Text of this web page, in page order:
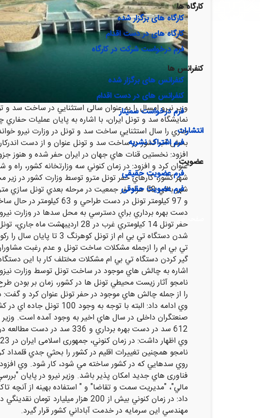
کارگاه ها
کارگاه های برگزار شده
کارگاه های در دست اقدام
فرم درخواست شرکت در کارگاه
کنفرانس ها
کنفرانس های برگزار شده
کنفرانس های در دست اقدام
فرم درخواست سمینار
انتشارات
فرم اشتراک نشریه
عضویت
فرم عضویت حقیقی
فرم عضویت حقوقی
صفحه اصلی درباره انجمن اخبار کارگاه ها کنفرانس ها
وزير نيرو امسال را به عنوان سالی استثنايي در ساخت سد
جاري را سال استثنايي ساخت سد و تونل در وزارت نيرو
بخش آب كشور در ساخت سد و تونل عنوان و از دست
افزود: نخستين قنات هاي جهان در ايران حفر شده و هنوز
دست بهره برداري براي دسترسي به محل سدها در وزارت
شدن دستگاه تي بي ام
تي بي ام را ازجمله مشكلات ساخت تونل و عدم رغبت
گير كردن دستگاه تي بي ام مشكلات مختلف كار با اين
اشاره به چالش هاي موجود در ساخت تونل توسط وزارت
نامجو آثار زيست محيطي تونل ها در كشور، زمان بر بودن
را از جمله چالش هاي موجود در حفر تونل عنوان كرد و
وي ادامه داد: البته
صنعتگران داخلی در سال هاي اخير به وجود آمده است.
612 سد در دست بهره
نامجو همچنين تغييرات اقليم در كشور را بحثي جدي
روي سدهايي كه در كشور ساخته مي شود، كار شود. وي
فناوری هاي جديد امكان پذير باشد. وزير نيرو در پايان
مالي"، "مديريت سمت و تقاضا" و " استفاده بهينه از آنچه
داد: در زمان كنوني بيش از 200
مهندسي اين سرمایه در خدمت آباداني كشور قرار گيرد.